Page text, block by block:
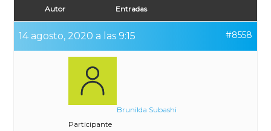
Autor Entradas
14 agosto, 2020 a las 9:15 #8558
Brunilda Subashi
Participante